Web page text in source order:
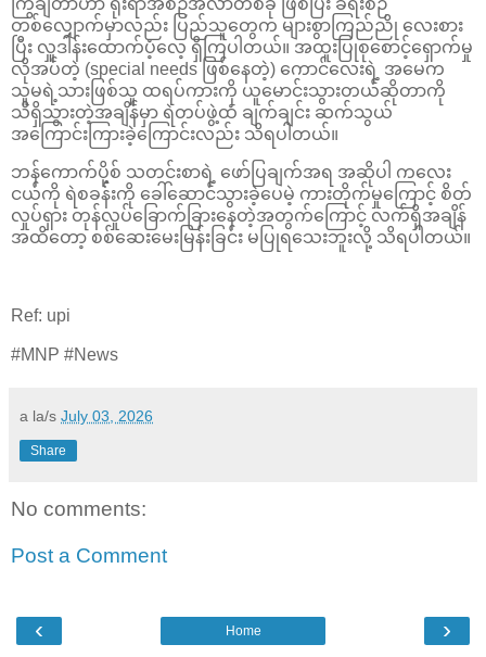
တစ်လျှောက်မှာလည်း ပြည်သူတွေက များစွာကြည်ညို လေးစား
ပြီး လှူဒါန်းထောက်ပံ့လေ့ ရှိကြပါတယ်။ အထူးပြုစုစောင့်ရှောက်မှု
လိုအပ်တဲ့ (special needs ဖြစ်နေတဲ့) ကောင်လေးရဲ့ အမေက
သူမရဲ့သားဖြစ်သူ ထရပ်ကားကို ယူမောင်းသွားတယ်ဆိုတာကို
သိရှိသွားတဲ့အချိန်မှာ ရဲတပ်ဖွဲ့ထံ ချက်ချင်း ဆက်သွယ်
အကြောင်းကြားခဲ့ကြောင်းလည်း သိရပါတယ်။
ဘန်ကောက်ပို့စ် သတင်းစာရဲ့ ဖော်ပြချက်အရ အဆိုပါ ကလေး
ငယ်ကို ရဲစခန်းကို ခေါ်ဆောင်သွားခဲ့ပေမဲ့ ကားတိုက်မှုကြောင့် စိတ်
လှုပ်ရှား တုန်လှုပ်ခြောက်ခြားနေတဲ့အတွက်ကြောင့် လက်ရှိအချိန်
အထိတော့ စစ်ဆေးမေးမြန်းခြင်း မပြုရသေးဘူးလို့ သိရပါတယ်။
Ref: upi
#MNP #News
a la/s July 03, 2026
Share
No comments:
Post a Comment
‹ ›
Home